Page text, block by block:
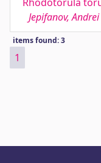
Jepifanov, Andrei
items found: 3
1